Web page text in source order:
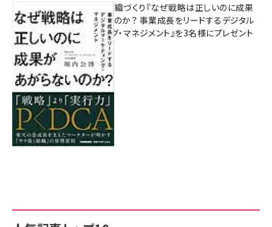
成果を生む組織づくり『なぜ戦略は正しいのに成果
があがらないのか？ 事業成長をリードするデジタル
マーケティング・マネジメント』を3名様にプレゼント
8月7日 10:00